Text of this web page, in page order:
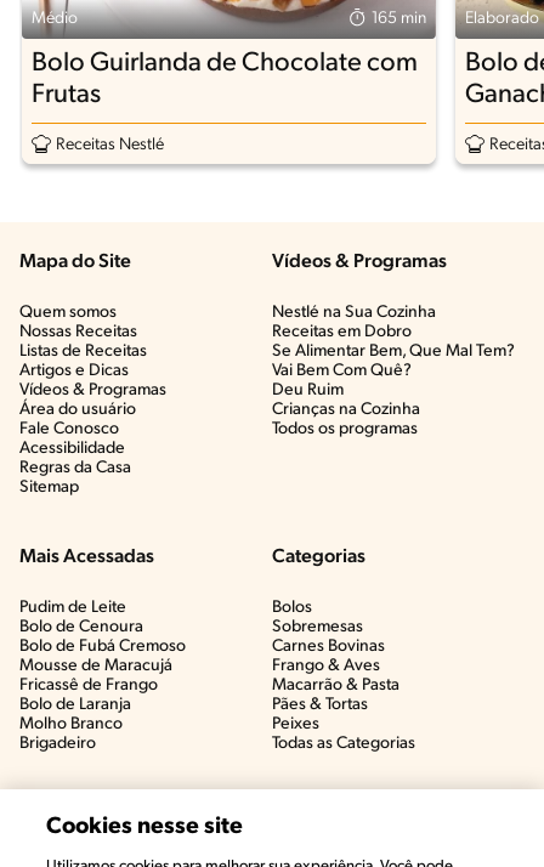
Médio 165 min
Bolo Guirlanda de Chocolate com
Frutas
Receitas Nestlé
Elaborado
Bolo
Mapa do Site
Quem somos
Nossas Receitas
Listas de Receitas​
Artigos e Dicas​
Vídeos & Programas​
Área do usuário
Fale Conosco
Acessibilidade
Regras da Casa
Sitemap
Vídeos & Programas​
Nestlé na Sua Cozinha
Receitas em Dobro
Se Alimentar Bem, Que Mal Tem?​
Vai Bem Com Quê?​
Deu Ruim​
Crianças na Cozinha​
Todos os programas
Mais Acessadas
Pudim de Leite
Bolo de Cenoura
Bolo de Fubá Cremoso
Mousse de Maracujá
Fricassê de Frango
Bolo de Laranja
Molho Branco
Brigadeiro
Categorias
Bolos
Sobremesas
Carnes Bovinas​
Frango & Aves​
Macarrão & Pasta​
Pães & Tortas​
Peixes
Todas as Categorias
Cookies nesse site